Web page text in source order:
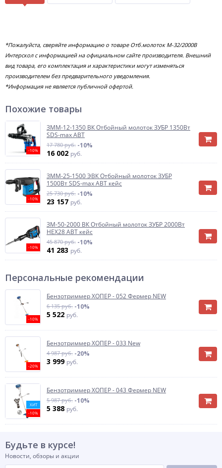
*Пожалуйста, сверяйте информацию о товаре Отб.молоток М-32/2000B
Интерскол с информацией на официальном сайте производителя. Внешний
вид товара, его комплектация и характеристики могут изменяться
производителем без предварительного уведомления.
*Информация не является публичной офертой.
Похожие товары
-10%
ЗММ-12-1350 ВК Отбойный молоток ЗУБР 1350Вт
SDS-max АВТ
17 780 руб. -10%
16 002 руб.
-10%
ЗММ-25-1500 ЭВК Отбойный молоток ЗУБР
1500Вт SDS-max АВТ кейс
25 730 руб. -10%
23 157 руб.
-10%
ЗМ-50-2000 ВК Отбойный молоток ЗУБР 2000Вт
HEX28 АВТ кейс
45 870 руб. -10%
41 283 руб.
Персональные рекомендации
-10%
Бензотриммер ХОПЕР - 052 Фермер NEW
6 135 руб. -10%
5 522 руб.
-20%
Бензотриммер ХОПЕР - 033 New
4 987 руб. -20%
3 999 руб.
ХИТ
-10%
Бензотриммер ХОПЕР - 043 Фермер NEW
5 987 руб. -10%
5 388 руб.
Будьте в курсе!
Новости, обзоры и акции